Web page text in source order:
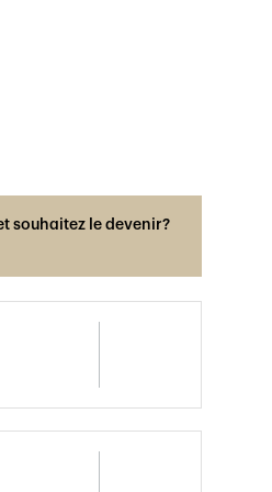
souhaitez le devenir?